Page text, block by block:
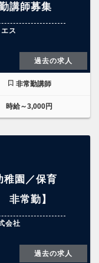
講師募集
ス
過去の求人
非常勤講師
時給～3,000円
園／保育
常勤】
会社
過去の求人